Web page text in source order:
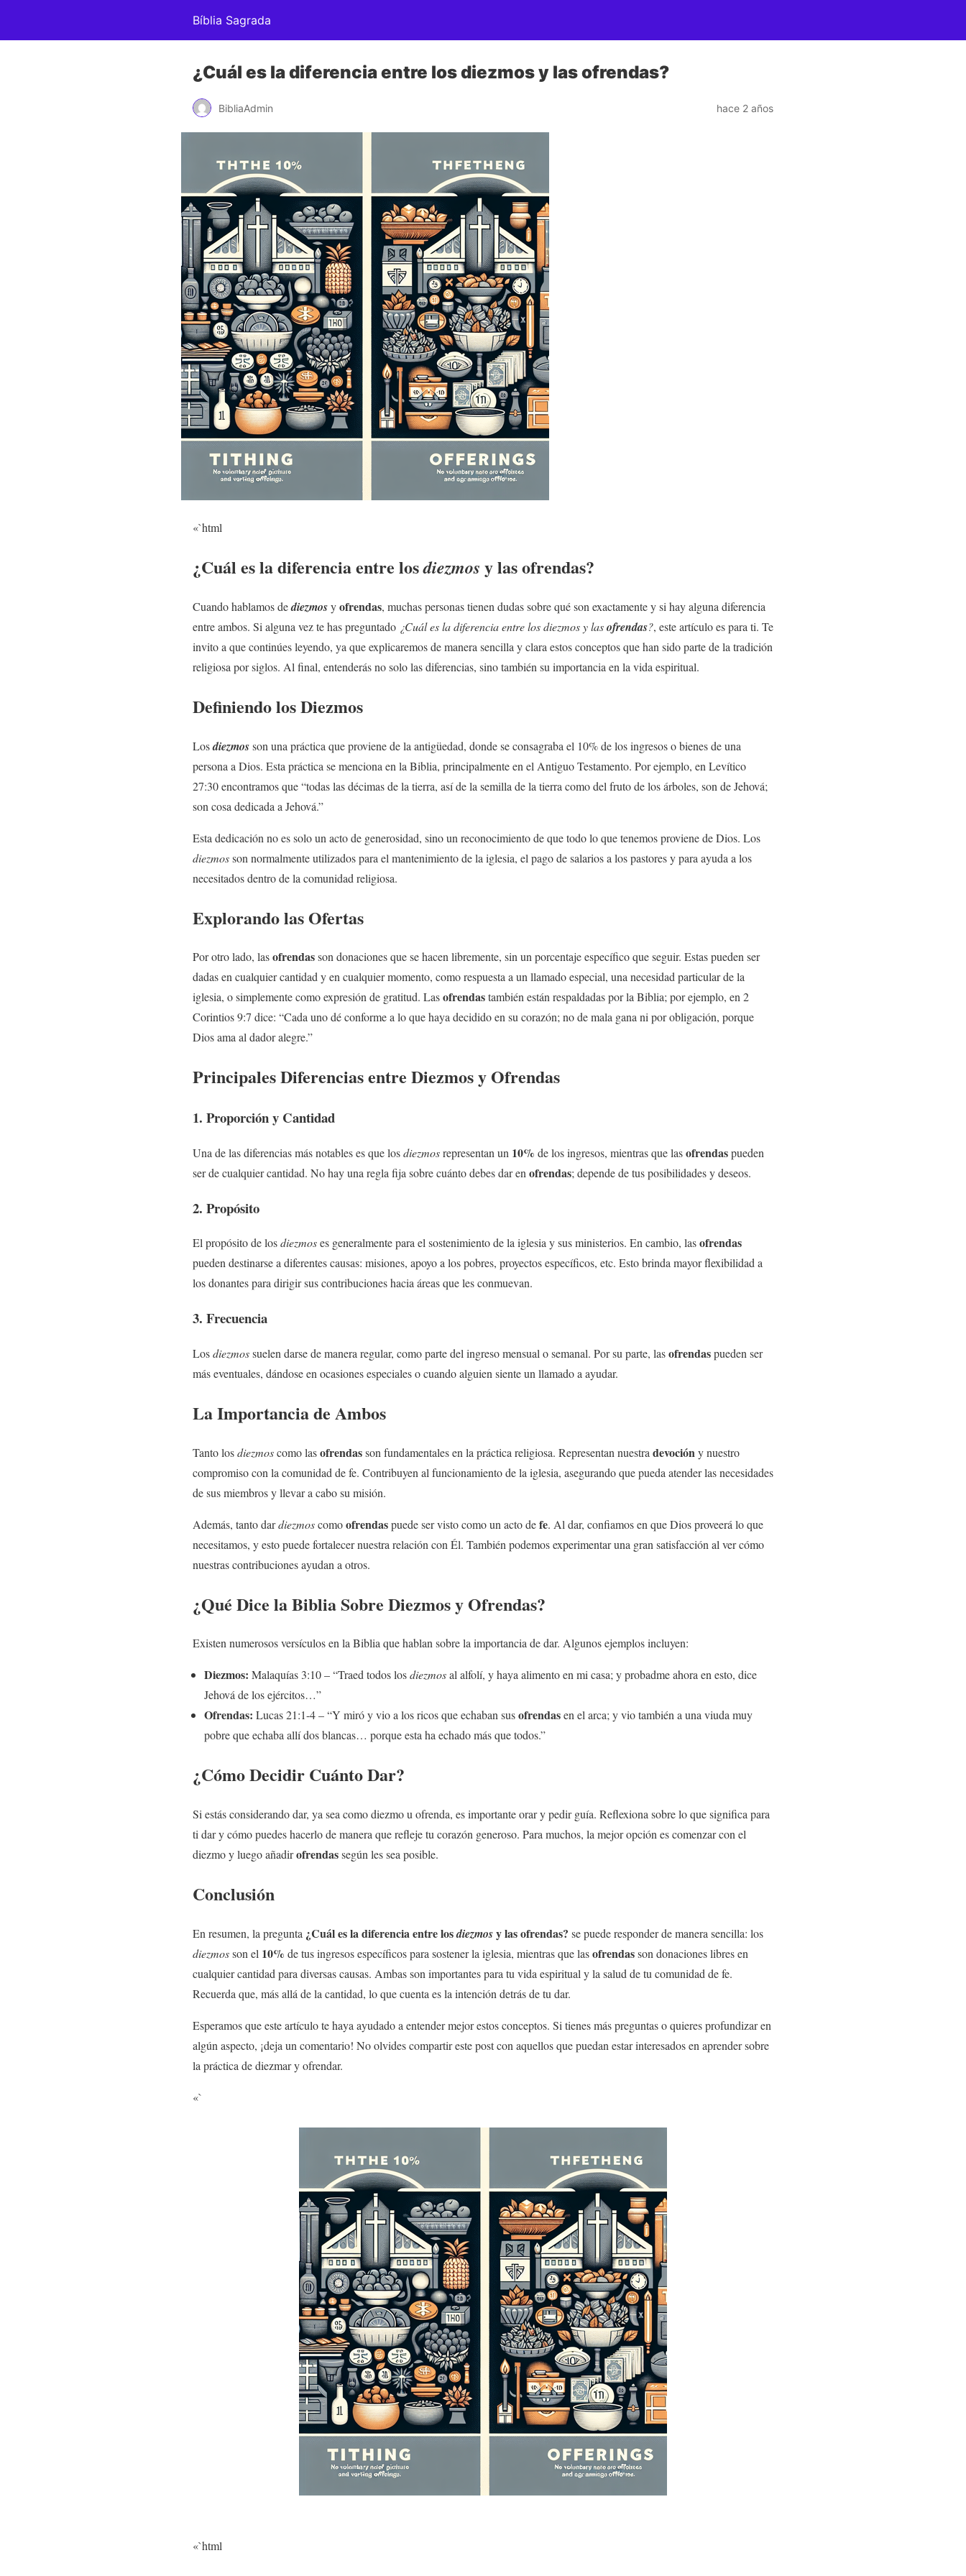
Bíblia Sagrada
¿Cuál es la diferencia entre los diezmos y las ofrendas?
BibliaAdmin hace 2 años
«`html
¿Cuál es la diferencia entre losdiezmos y lasofrendas?
Cuando hablamos dediezmosyofrendas, muchas personas tienen dudas sobre qué son exactamente y si hay alguna diferencia
entre ambos. Si alguna vez te has preguntado ¿Cuál es la diferencia entre losdiezmosy lasofrendas?, este artículo es para ti. Te
invito a que continúes leyendo, ya que explicaremos de manera sencilla y clara estos conceptos que han sido parte de la tradición
religiosa por siglos. Al final, entenderás no solo las diferencias, sino también su importancia en la vida espiritual.
Definiendo los Diezmos
Losdiezmosson una práctica que proviene de la antigüedad, donde se consagraba el 10% de los ingresos o bienes de una
persona a Dios. Esta práctica se menciona en la Biblia, principalmente en el Antiguo Testamento. Por ejemplo, en Levítico
27:30 encontramos que “todas las décimas de la tierra, así de la semilla de la tierra como del fruto de los árboles, son de Jehová;
son cosa dedicada a Jehová.”
Esta dedicación no es solo un acto de generosidad, sino un reconocimiento de que todo lo que tenemos proviene de Dios. Los
diezmosson normalmente utilizados para el mantenimiento de la iglesia, el pago de salarios a los pastores y para ayuda a los
necesitados dentro de la comunidad religiosa.
Explorando las Ofertas
Por otro lado, lasofrendasson donaciones que se hacen libremente, sin un porcentaje específico que seguir. Estas pueden ser
dadas en cualquier cantidad y en cualquier momento, como respuesta a un llamado especial, una necesidad particular de la
iglesia, o simplemente como expresión de gratitud. Lasofrendastambién están respaldadas por la Biblia; por ejemplo, en 2
Corintios 9:7 dice: “Cada uno dé conforme a lo que haya decidido en su corazón; no de mala gana ni por obligación, porque
Dios ama al dador alegre.”
Principales Diferencias entre Diezmos y Ofrendas
1. Proporción y Cantidad
Una de las diferencias más notables es que losdiezmosrepresentan un 10% de los ingresos, mientras que lasofrendaspueden
ser de cualquier cantidad. No hay una regla fija sobre cuánto debes dar en ofrendas; depende de tus posibilidades y deseos.
2. Propósito
El propósito de losdiezmoses generalmente para el sostenimiento de la iglesia y sus ministerios. En cambio, lasofrendas
pueden destinarse a diferentes causas: misiones, apoyo a los pobres, proyectos específicos, etc. Esto brinda mayor flexibilidad a
los donantes para dirigir sus contribuciones hacia áreas que les conmuevan.
3. Frecuencia
Losdiezmossuelen darse de manera regular, como parte del ingreso mensual o semanal. Por su parte, lasofrendaspueden ser
más eventuales, dándose en ocasiones especiales o cuando alguien siente un llamado a ayudar.
La Importancia de Ambos
Tanto losdiezmoscomo lasofrendasson fundamentales en la práctica religiosa. Representan nuestra devocióny nuestro
compromiso con la comunidad de fe. Contribuyen al funcionamiento de la iglesia, asegurando que pueda atender las necesidades
de sus miembros y llevar a cabo su misión.
Además, tanto dardiezmoscomoofrendaspuede ser visto como un acto defe. Al dar, confiamos en que Dios proveerá lo que
necesitamos, y esto puede fortalecer nuestra relación con Él. También podemos experimentar una gran satisfacción al ver cómo
nuestras contribuciones ayudan a otros.
¿Qué Dice la Biblia Sobre Diezmos y Ofrendas?
Existen numerosos versículos en la Biblia que hablan sobre la importancia de dar. Algunos ejemplos incluyen:
Diezmos: Malaquías 3:10 – “Traed todos losdiezmosal alfolí, y haya alimento en mi casa; y probadme ahora en esto, dice
Jehová de los ejércitos…”
Ofrendas: Lucas 21:1-4 – “Y miró y vio a los ricos que echaban susofrendasen el arca; y vio también a una viuda muy
pobre que echaba allí dos blancas… porque esta ha echado más que todos.”
¿Cómo Decidir Cuánto Dar?
Si estás considerando dar, ya sea como diezmo u ofrenda, es importante orar y pedir guía. Reflexiona sobre lo que significa para
ti dar y cómo puedes hacerlo de manera que refleje tu corazón generoso. Para muchos, la mejor opción es comenzar con el
diezmo y luego añadirofrendassegún les sea posible.
Conclusión
En resumen, la pregunta ¿Cuál es la diferencia entre losdiezmosy lasofrendas? se puede responder de manera sencilla: los
diezmosson el 10% de tus ingresos específicos para sostener la iglesia, mientras que lasofrendasson donaciones libres en
cualquier cantidad para diversas causas. Ambas son importantes para tu vida espiritual y la salud de tu comunidad de fe.
Recuerda que, más allá de la cantidad, lo que cuenta es la intención detrás de tu dar.
Esperamos que este artículo te haya ayudado a entender mejor estos conceptos. Si tienes más preguntas o quieres profundizar en
algún aspecto, ¡deja un comentario! No olvides compartir este post con aquellos que puedan estar interesados en aprender sobre
la práctica de diezmar y ofrendar.
«`
«`html